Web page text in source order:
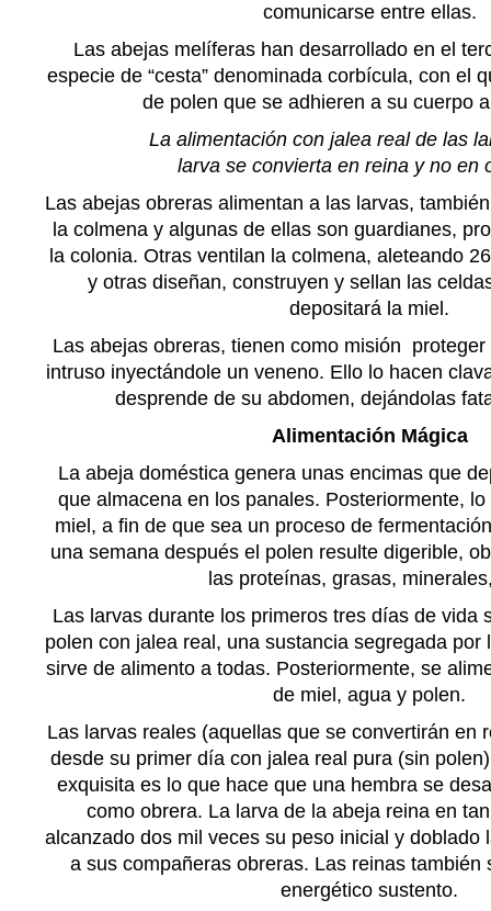
comunicarse entre ellas.
Las abejas melíferas han desarrollado en el
especie de “cesta” denominada corbícula, con el
de polen que se adhieren a su cuerpo
La alimentación con jalea real de las
larva se convierta en reina y no
Las abejas obreras alimentan a las larvas,
la colmena y algunas de ellas son guardianes,
la colonia. Otras ventilan la colmena, aleteando
y otras diseñan, construyen y sellan las
depositará la miel.
Las abejas obreras, tienen como misión proteger
intruso inyectándole un veneno. Ello lo hacen
desprende de su abdomen, dejándolas
Alimentación Mágica
La abeja doméstica genera unas encimas que
que almacena en los panales. Posteriormente,
miel, a fin de que sea un proceso de
una semana después el polen resulte digerible,
las proteínas, grasas,
Las larvas durante los primeros tres días de vida
polen con jalea real, una sustancia segregada por
sirve de alimento a todas. Posteriormente, se
de miel, agua y polen.
Las larvas reales (aquellas que se convertirán en
desde su primer día con jalea real pura (sin
exquisita es lo que hace que una hembra se
como obrera. La larva de la abeja reina en
alcanzado dos mil veces su peso inicial y doblado
a sus compañeras obreras. Las reinas también
energético sustento.